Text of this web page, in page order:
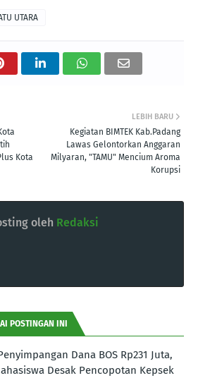
UTARA
LEBIH BARU
Kegiatan BIMTEK Kab.Padang
Lawas Gelontorkan Anggaran
Milyaran, "TAMU" Mencium Aroma
Korupsi
Kota
oleh Redaksi
POSTINGAN INI
Dana BOS Rp231 Juta,
Desak Pencopotan Kepsek